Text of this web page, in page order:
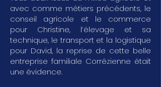
avec comme métiers précédents, le
conseil agricole et le commerce
pour Christine, l’élevage et sa
technique, le transport et la logistique
pour David, la reprise de cette belle
entreprise familiale Corrézienne était
une évidence.